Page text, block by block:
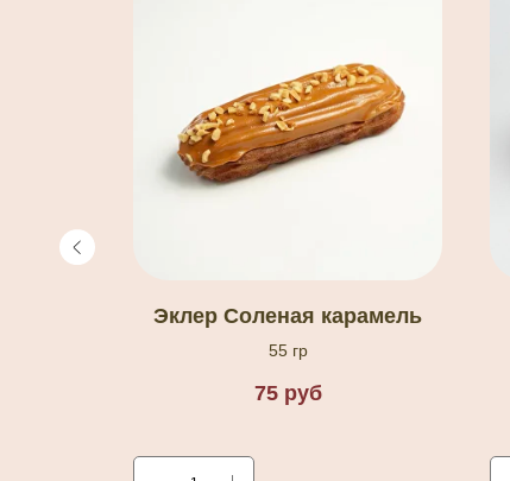
Эклер Соленая карамель
55 гр
75 руб